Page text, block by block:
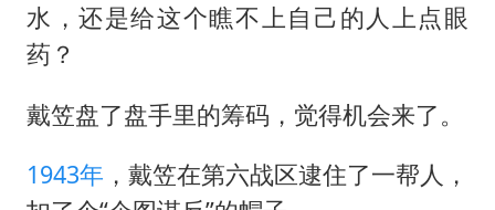
水，还是给这个瞧不上自己的人上点眼
药？
戴笠盘了盘手里的筹码，觉得机会来了。
1943年 ，戴笠在第六战区逮住了一帮人，